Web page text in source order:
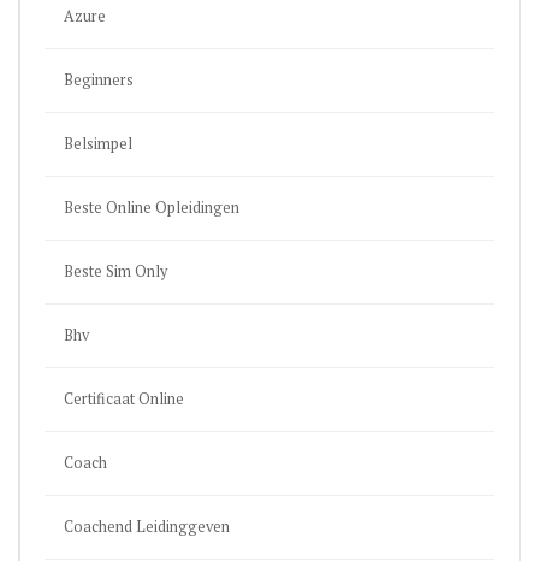
Azure
Beginners
Belsimpel
Beste Online Opleidingen
Beste Sim Only
Bhv
Certificaat Online
Coach
Coachend Leidinggeven